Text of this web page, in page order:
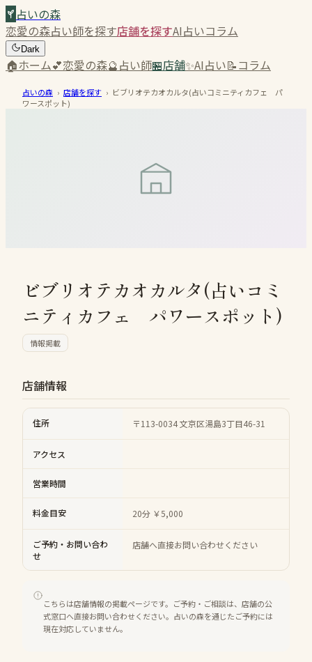
占いの森
恋愛の森占い師を探す店舗を探すAI占いコラム
Dark
🏠ホーム💕恋愛の森🔮占い師🏪店舗✨AI占い📝コラム
占いの森 › 店舗を探す › ビブリオテカオカルタ(占いコミニティカフェ パ
ワースポット)
ビブリオテカオカルタ(占いコミ
ニティカフェ パワースポット)
情報掲載
店舗情報
住所 〒113-0034 文京区湯島3丁目46-31
アクセス
営業時間
料金目安 20分 ￥5,000
ご予約・お問い合わ
せ
店舗へ直接お問い合わせください
こちらは店舗情報の掲載ページです。ご予約・ご相談は、店舗の公
式窓口へ直接お問い合わせください。占いの森を通じたご予約には
現在対応していません。